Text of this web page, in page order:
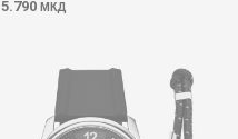
5.790 МКД